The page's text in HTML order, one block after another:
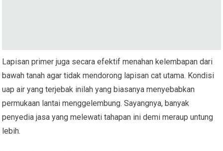
Lapisan primer juga secara efektif menahan kelembapan dari
bawah tanah agar tidak mendorong lapisan cat utama. Kondisi
uap air yang terjebak inilah yang biasanya menyebabkan
permukaan lantai menggelembung. Sayangnya, banyak
penyedia jasa yang melewati tahapan ini demi meraup untung
lebih.